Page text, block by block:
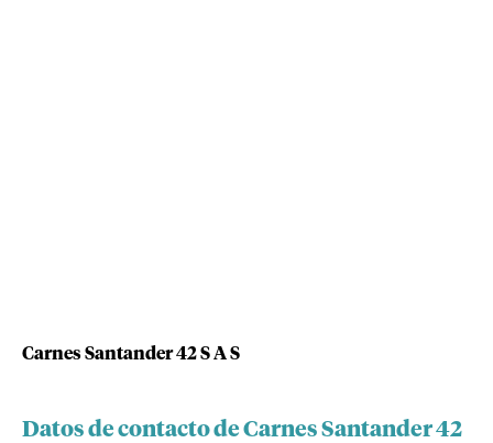
Carnes Santander 42 S A S
Datos de contacto de Carnes Santander 42